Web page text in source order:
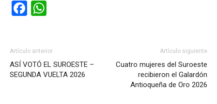
Facebook
Artículo anterior
ASÍ VOTÓ EL SUROESTE –
SEGUNDA VUELTA 2026
Artículo siguiente
Cuatro mujeres del Suroeste
recibieron el Galardón
Antioqueña de Oro 2026